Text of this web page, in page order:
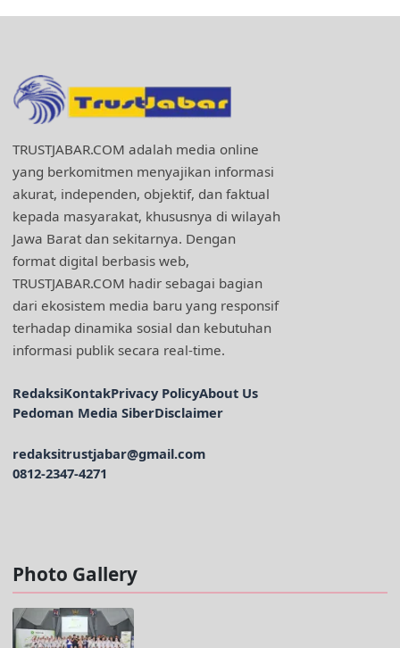
TRUSTJABAR.COM adalah media online
yang berkomitmen menyajikan informasi
akurat, independen, objektif, dan faktual
kepada masyarakat, khususnya di wilayah
Jawa Barat dan sekitarnya. Dengan
format digital berbasis web,
TRUSTJABAR.COM hadir sebagai bagian
dari ekosistem media baru yang responsif
terhadap dinamika sosial dan kebutuhan
informasi publik secara real-time.
RedaksiKontakPrivacy PolicyAbout Us
Pedoman Media SiberDisclaimer
redaksitrustjabar@gmail.com
0812-2347-4271
Photo Gallery